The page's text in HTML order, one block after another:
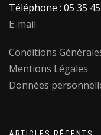
Téléphone : 05 35
E-mail
Conditions
Mentions Légales
Données